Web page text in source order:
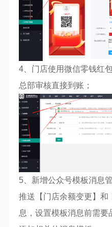
4、门店使用微信零钱红
总部审核直接到账；
5、新增公众号模板消息
推送【门店余额变更】和
息，设置模板消息前需